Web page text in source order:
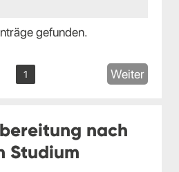
gefunden.
1 Weiter
nach
Studium